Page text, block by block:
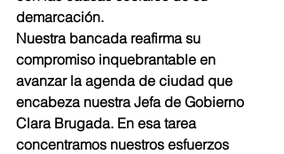
demarcación.
Nuestra bancada reafirma su
compromiso inquebrantable en
avanzar la agenda de ciudad que
encabeza nuestra Jefa de Gobierno
Clara Brugada. En esa tarea
concentramos nuestros esfuerzos